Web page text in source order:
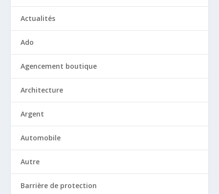
Actualités
Ado
Agencement boutique
Architecture
Argent
Automobile
Autre
Barrière de protection